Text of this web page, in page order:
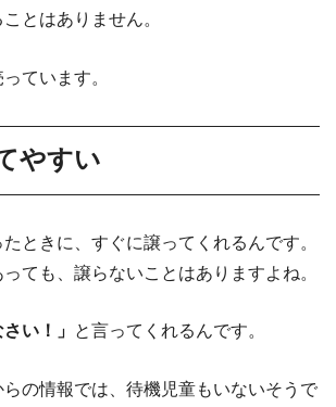
とはありません。
ています。
やすい
ときに、すぐに譲ってくれるんです。
ても、譲らないことはありますよね。
さい！」 と言ってくれるんです。
の情報では、待機児童もいないそうで